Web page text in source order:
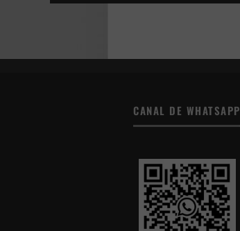
CANAL DE WHATSAPP